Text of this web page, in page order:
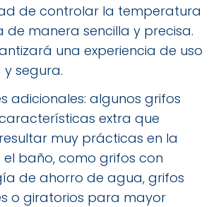
de controlar la temperatura
de manera sencilla y precisa.
una experiencia de uso
segura.
adicionales: algunos grifos
extra que
muy prácticas en la
baño, como grifos con
de ahorro de agua, grifos
o giratorios para mayor